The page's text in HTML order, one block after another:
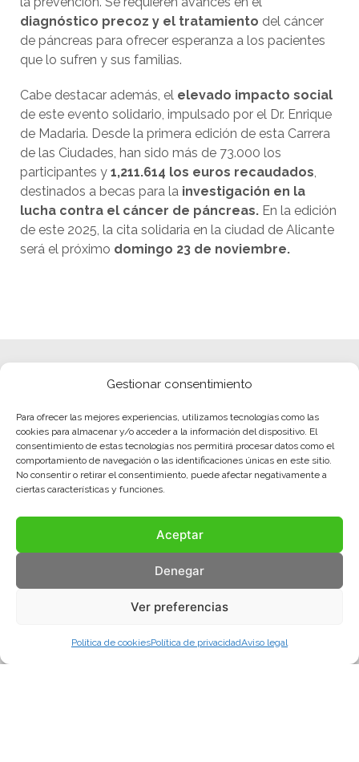
Gestionar consentimiento
Para ofrecer las mejores experiencias, utilizamos tecnologías como las
cookies para almacenar y/o acceder a la información del dispositivo. El
consentimiento de estas tecnologías nos permitirá procesar datos como el
comportamiento de navegación o las identificaciones únicas en este sitio.
No consentir o retirar el consentimiento, puede afectar negativamente a
ciertas características y funciones.
Aceptar
Denegar
Ver preferencias
Política de cookiesPolítica de privacidadAviso legal
diagnóstico precoz y el tratamiento del cáncer
de páncreas para ofrecer esperanza a los pacientes
que lo sufren y sus familias.
Cabe destacar además, el elevado impacto social
de este evento solidario, impulsado por el Dr. Enrique
de Madaria. Desde la primera edición de esta Carrera
de las Ciudades, han sido más de 73.000 los
participantes y 1,211.614 los euros recaudados,
destinados a becas para la investigación en la
lucha contra el cáncer de páncreas. En la edición
de este 2025, la cita solidaria en la ciudad de Alicante
será el próximo domingo 23 de noviembre.